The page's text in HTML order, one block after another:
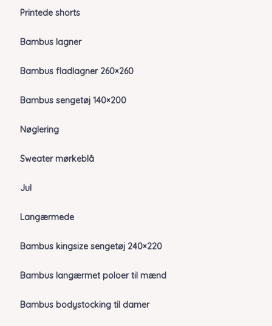
Printede shorts
Bambus lagner
Bambus fladlagner 260×260
Bambus sengetøj 140×200
Nøglering
Sweater mørkeblå
Jul
Langærmede
Bambus kingsize sengetøj 240×220
Bambus langærmet poloer til mænd
Bambus bodystocking til damer